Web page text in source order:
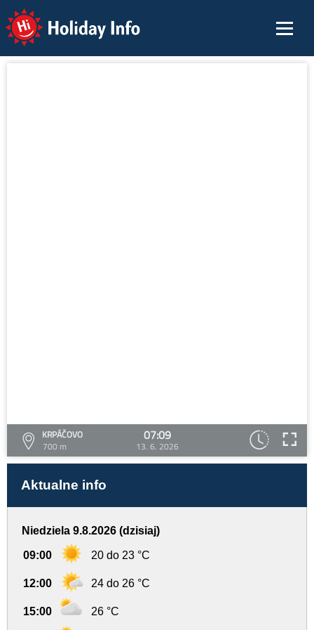
Holiday Info
KRPÁČOVO
700 m
07:09
13. 6. 2026
Aktualne info
Niedziela 9.8.2026 (dzisiaj)
09:00 20 do 23 °C
12:00 24 do 26 °C
15:00 26 °C